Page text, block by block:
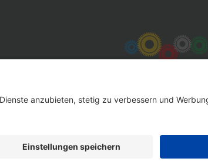
Werkzeug-Eylert GmbH & Co. KG • F.-O.-Schimmel-Str. 3 • 09120